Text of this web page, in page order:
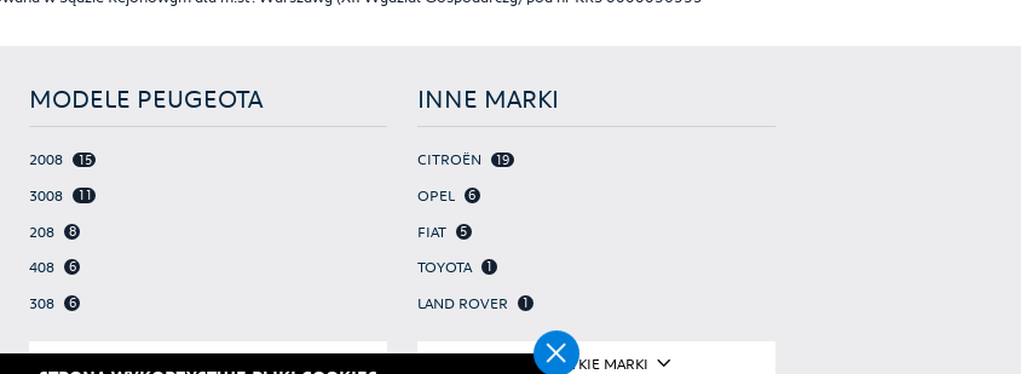
MODELE PEUGEOTA
2008 15
3008 11
208 8
408 6
308 6
INNE MARKI
CITROËN 19
OPEL 6
FIAT 5
TOYOTA 1
LAND ROVER 1
WSZYSTKIE MARKI